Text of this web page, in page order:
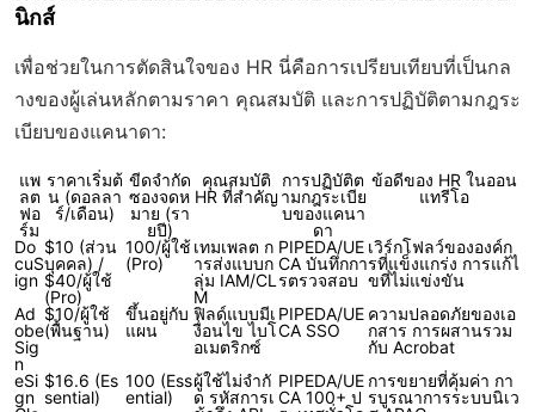
นิกส์
เพื่อช่วยในการตัดสินใจของ HR นี่คือการเปรียบเทียบที่เป็นกล
างของผู้เล่นหลักตามราคา คุณสมบัติ และการปฏิบัติตามกฎระ
เบียบของแคนาดา:
แพ
ลต
ฟอ
ร์ม
ราคาเริ่มต้
น (ดอลลา
ร์/เดือน)
ขีดจำกัด
ซองจดห
มาย (รา
ยปี)
คุณสมบัติ
HR ที่สำคัญ
การปฏิบัติต
ามกฎระเบีย
บของแคนา
ดา
ข้อดีของ HR ในออน
แทรีโอ
Do
cuS
ign
$10 (ส่วน
บุคคล) /
$40/ผู้ใช้
(Pro)
100/ผู้ใช้
(Pro)
เทมเพลต ก
ารส่งแบบก
ลุ่ม IAM/CL
M
PIPEDA/UE
CA บันทึกกา
รตรวจสอบ
เวิร์กโฟลว์ขององค์ก
รที่แข็งแกร่ง การแก้ไ
ขที่ไม่แข่งขัน
Ad
obe
Sig
n
$10/ผู้ใช้
(พื้นฐาน)
ขึ้นอยู่กับ
แผน
ฟิลด์แบบมีเ
งื่อนไข ไบโ
อเมตริกซ์
PIPEDA/UE
CA SSO
ความปลอดภัยของเอ
กสาร การผสานรวม
กับ Acrobat
eSi
gn
$16.6 (Es
sential)
100 (Ess
ential)
ผู้ใช้ไม่จำกั
ด รหัสการเ
PIPEDA/UE
CA 100+ ป
การขยายที่คุ้มค่า กา
รบูรณาการระบบนิเว